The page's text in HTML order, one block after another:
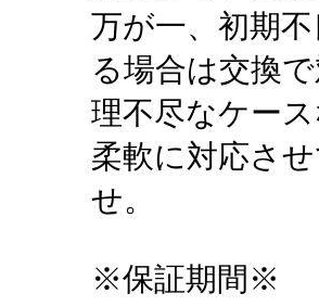
万が一、初期
る場合は交換
理不尽なケー
柔軟に対応さ
せ。
※保証期間※